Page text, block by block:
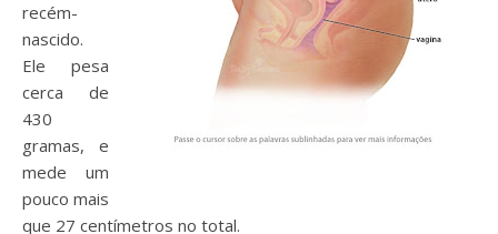
recém-
nascido.
Ele pesa
cerca de
430
gramas, e
mede um
pouco mais
que 27 centímetros no total.